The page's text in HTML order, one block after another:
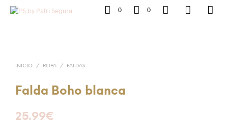
0 0
INICIO / ROPA / FALDAS
Falda Boho blanca
25.99€